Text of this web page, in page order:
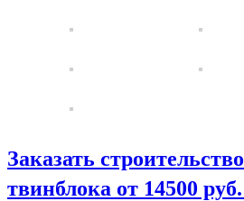
Заказать
твинблока от 14500